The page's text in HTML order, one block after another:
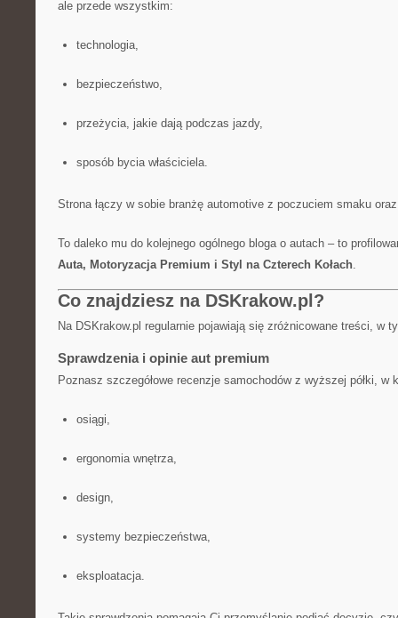
ale przede wszystkim:
technologia,
bezpieczeństwo,
przeżycia, jakie dają podczas jazdy,
sposób bycia właściciela.
Strona łączy w sobie branżę automotive z poczuciem smaku
To daleko mu do kolejnego ogólnego bloga o autach – to
Auta, Motoryzacja Premium i Styl na Czterech Kołach.
Co znajdziesz na DSKrakow.pl?
Na DSKrakow.pl regularnie pojawiają się zróżnicowane treści, w
Sprawdzenia i opinie aut premium
Poznasz szczegółowe recenzje samochodów z wyższej półki, w
osiągi,
ergonomia wnętrza,
design,
systemy bezpieczeństwa,
eksploatacja.